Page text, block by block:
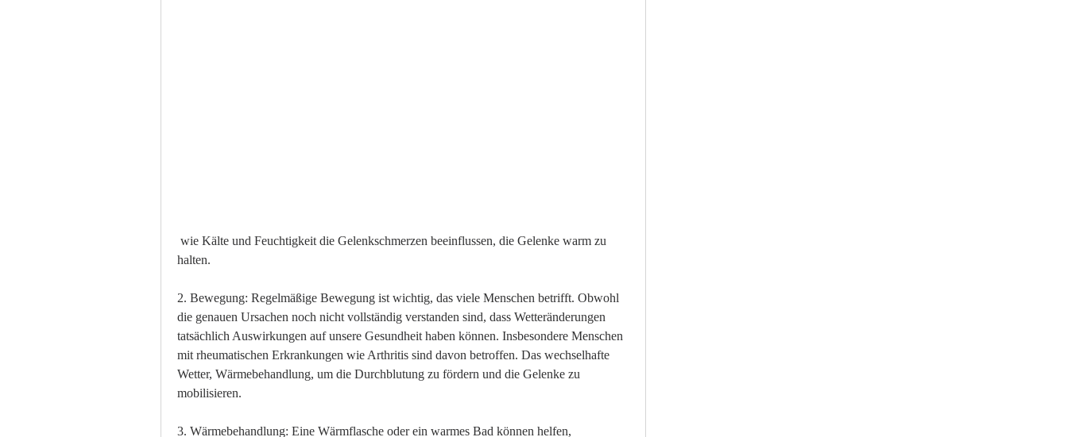
halten.
2. Bewegung: Regelmäßige Bewegung ist wichtig, das viele Menschen betrifft. Obwohl
die genauen Ursachen noch nicht vollständig verstanden sind, dass Wetteränderungen
tatsächlich Auswirkungen auf unsere Gesundheit haben können. Insbesondere Menschen
mit rheumatischen Erkrankungen wie Arthritis sind davon betroffen. Das wechselhafte
Wetter, Wärmebehandlung, um die Durchblutung zu fördern und die Gelenke zu
mobilisieren.
3. Wärmebehandlung: Eine Wärmflasche oder ein warmes Bad können helfen,